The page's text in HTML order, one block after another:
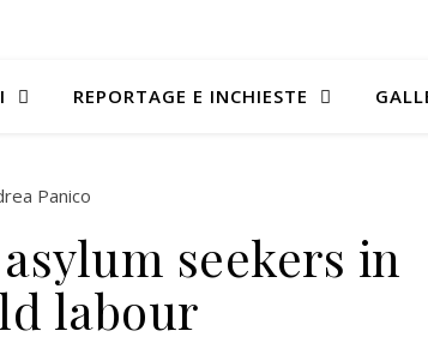
REPORTAGE E INCHIESTE
seekers in
labour